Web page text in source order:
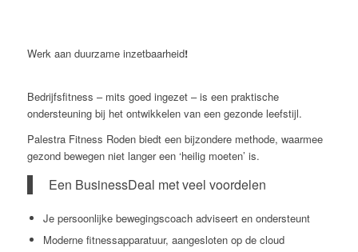
Werk aan duurzame inzetbaarheid!
Bedrijfsfitness – mits goed ingezet – is een praktische
ondersteuning bij het ontwikkelen van een gezonde leefstijl.
Palestra Fitness Roden biedt een bijzondere methode, waarmee
gezond bewegen niet langer een ‘heilig moeten’ is.
Een BusinessDeal met veel voordelen
Je persoonlijke bewegingscoach adviseert en ondersteunt
Moderne fitnessapparatuur, aangesloten op de cloud